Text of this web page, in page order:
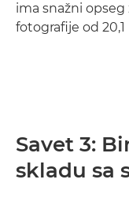
ima snažni
fotografije od 20,1
Savet 3:
skladu sa